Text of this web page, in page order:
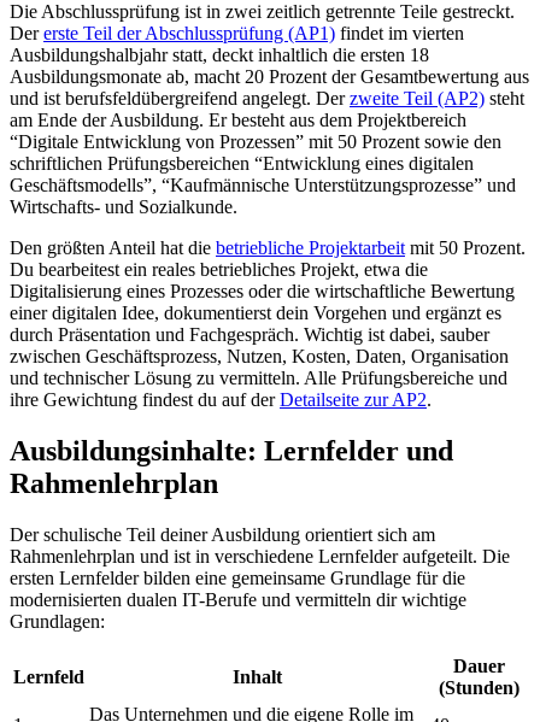
Die Abschlussprüfung ist in zwei zeitlich getrennte Teile gestreckt.
Dererste Teil der Abschlussprüfung (AP1) findet im vierten
Ausbildungshalbjahr statt, deckt inhaltlich die ersten 18
Ausbildungsmonate ab, macht 20 Prozent der Gesamtbewertung aus
und ist berufsfeldübergreifend angelegt. Derzweite Teil (AP2) steht
am Ende der Ausbildung. Er besteht aus dem Projektbereich
“Digitale Entwicklung von Prozessen” mit 50 Prozent sowie den
schriftlichen Prüfungsbereichen “Entwicklung eines digitalen
Geschäftsmodells”, “Kaufmännische Unterstützungsprozesse” und
Wirtschafts- und Sozialkunde.
Den größten Anteil hat die betriebliche Projektarbeit mit 50 Prozent.
Du bearbeitest ein reales betriebliches Projekt, etwa die
Digitalisierung eines Prozesses oder die wirtschaftliche Bewertung
einer digitalen Idee, dokumentierst dein Vorgehen und ergänzt es
durch Präsentation und Fachgespräch. Wichtig ist dabei, sauber
zwischen Geschäftsprozess, Nutzen, Kosten, Daten, Organisation
und technischer Lösung zu vermitteln. Alle Prüfungsbereiche und
ihre Gewichtung findest du auf derDetailseite zur AP2.
Ausbildungsinhalte: Lernfelder und
Rahmenlehrplan
Der schulische Teil deiner Ausbildung orientiert sich am
Rahmenlehrplan und ist in verschiedene Lernfelder aufgeteilt. Die
ersten Lernfelder bilden eine gemeinsame Grundlage für die
modernisierten dualen IT-Berufe und vermitteln dir wichtige
Grundlagen:
Lernfeld Inhalt
Dauer
(Stunden)
Das Unternehmen und die eigene Rolle im